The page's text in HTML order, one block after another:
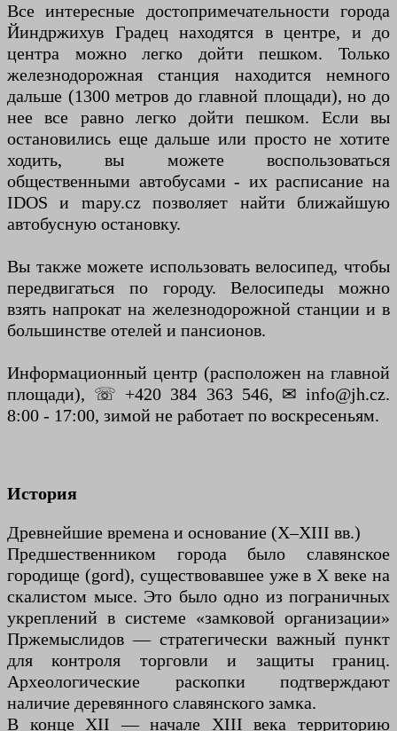
Все интересные достопримечательности города
Йиндржихув Градец находятся в центре, и до
центра можно легко дойти пешком. Только
железнодорожная станция находится немного
дальше (1300 метров до главной площади), но до
нее все равно легко дойти пешком. Если вы
остановились еще дальше или просто не хотите
ходить, вы можете воспользоваться
общественными автобусами - их расписание на
IDOS и mapy.cz позволяет найти ближайшую
автобусную остановку.
Вы также можете использовать велосипед, чтобы
передвигаться по городу. Велосипеды можно
взять напрокат на железнодорожной станции и в
большинстве отелей и пансионов.
Информационный центр (расположен на главной
площади), ☏ +420 384 363 546, ✉ info@jh.cz.
8:00 - 17:00, зимой не работает по воскресеньям.
История
Древнейшие времена и основание (X–XIII вв.)
Предшественником города было славянское
городище (gord), существовавшее уже в X веке на
скалистом мысе. Это было одно из пограничных
укреплений в системе «замковой организации»
Пржемыслидов — стратегически важный пункт
для контроля торговли и защиты границ.
Археологические раскопки подтверждают
наличие деревянного славянского замка.
В конце XII — начале XIII века территорию